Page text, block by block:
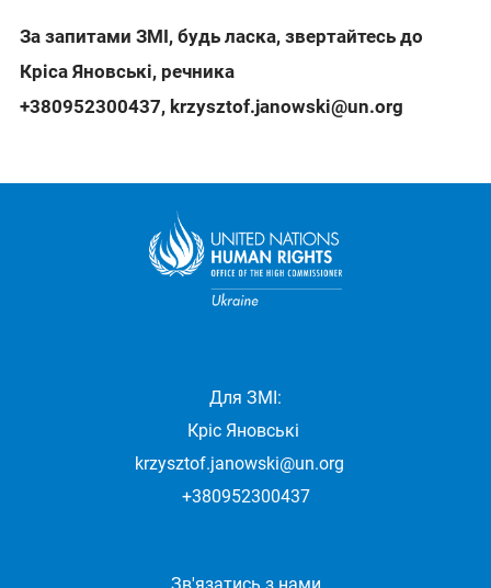
За запитами ЗМІ, будь ласка, звертайтесь до
Кріса Яновські, речника
+380952300437, krzysztof.janowski@un.org
Для ЗМІ:
Кріс Яновські
krzysztof.janowski@un.org
+380952300437